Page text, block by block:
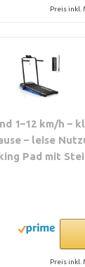
Preis inkl.
1–12 km/h –
– leise
Pad mit
Preis inkl.